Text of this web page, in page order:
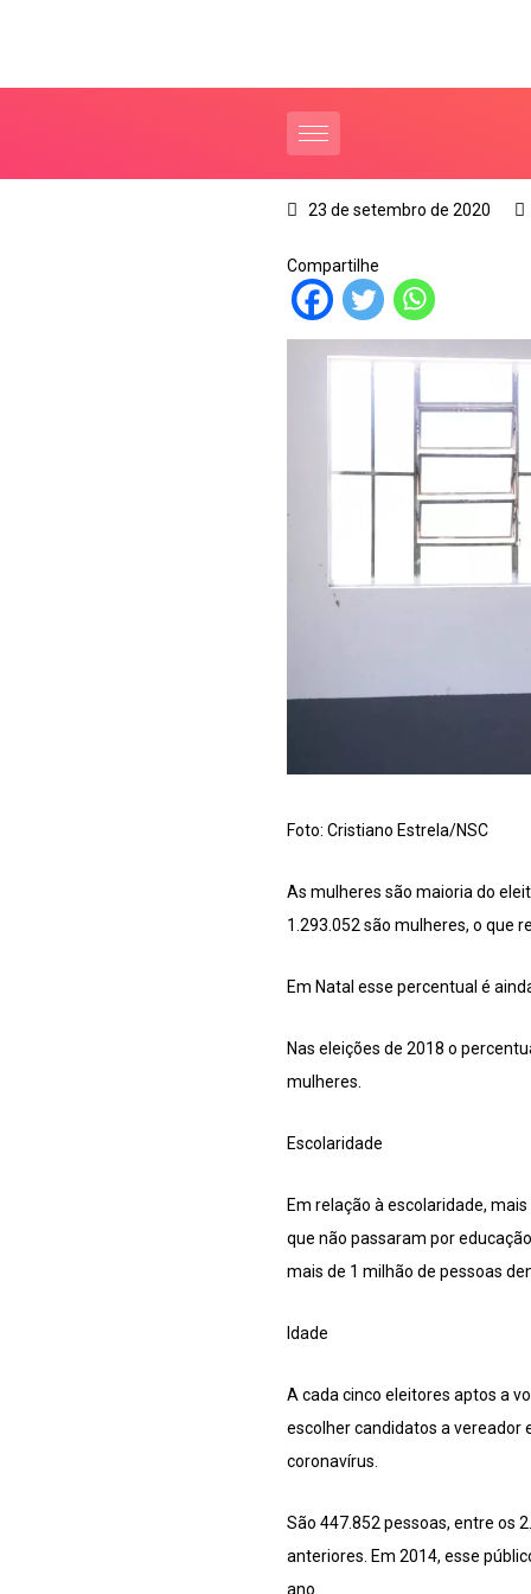
23 de setembro de 2020
Compartilhe
Foto: Cristiano Estrela/NSC
As mulheres são maioria do
1.293.052 são mulheres, o que
Em Natal esse percentual é
Nas eleições de 2018 o
mulheres.
Escolaridade
Em relação à escolaridade,
que não passaram por
mais de 1 milhão de pessoas
Idade
A cada cinco eleitores aptos a
escolher candidatos a vereador
coronavírus.
São 447.852 pessoas, entre os
anteriores. Em 2014, esse
ano.